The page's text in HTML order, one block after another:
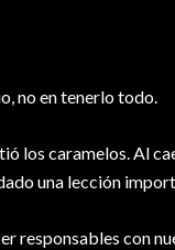
no en tenerlo todo.
los caramelos. Al
una lección
responsables con